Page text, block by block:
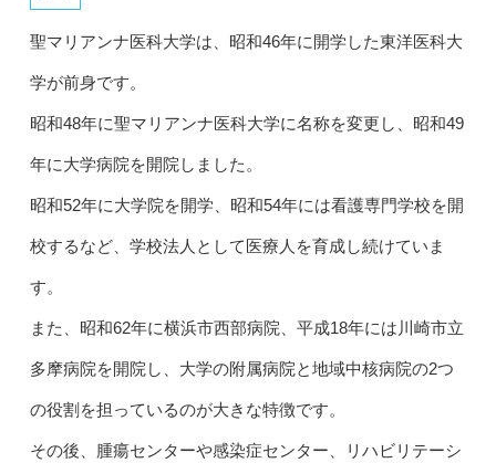
聖マリアンナ医科大学は、昭和46年に開学した東洋医科大
学が前身です。
昭和48年に聖マリアンナ医科大学に名称を変更し、昭和49
年に大学病院を開院しました。
昭和52年に大学院を開学、昭和54年には看護専門学校を開
校するなど、学校法人として医療人を育成し続けていま
す。
また、昭和62年に横浜市西部病院、平成18年には川崎市立
多摩病院を開院し、大学の附属病院と地域中核病院の2つ
の役割を担っているのが大きな特徴です。
その後、腫瘍センターや感染症センター、リハビリテーシ